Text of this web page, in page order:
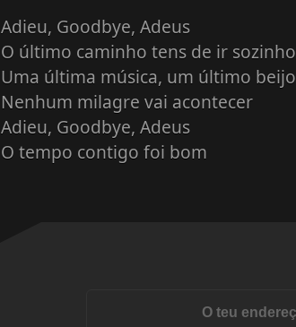
Adieu, Goodbye, Adeus
O último caminho tens de ir sozinho
Uma última música, um último beijo
Nenhum milagre vai acontecer
Adieu, Goodbye, Adeus
O tempo contigo foi bom